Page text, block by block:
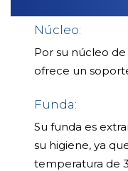
Núcleo:
Por su núcleo
ofrece un
Funda:
Su funda es
su higiene, ya
temperatura de